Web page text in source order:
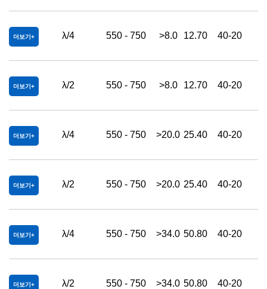
더보기 λ/4 550 - 750 >8.0 12.70 40-20
더보기 λ/2 550 - 750 >8.0 12.70 40-20
더보기 λ/4 550 - 750 >20.0 25.40 40-20
더보기 λ/2 550 - 750 >20.0 25.40 40-20
더보기 λ/4 550 - 750 >34.0 50.80 40-20
더보기 λ/2 550 - 750 >34.0 50.80 40-20